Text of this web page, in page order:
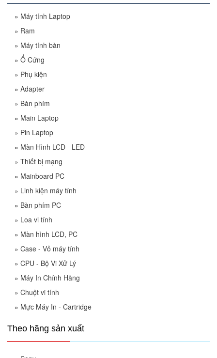
» Máy tính Laptop
» Ram
» Máy tính bàn
» Ổ Cứng
» Phụ kiện
» Adapter
» Bàn phím
» Main Laptop
» Pin Laptop
» Màn Hình LCD - LED
» Thiết bị mạng
» Mainboard PC
» Linh kiện máy tính
» Bàn phím PC
» Loa vi tính
» Màn hình LCD, PC
» Case - Vỏ máy tính
» CPU - Bộ Vi Xử Lý
» Máy In Chính Hãng
» Chuột vi tính
» Mực Máy In - Cartridge
Theo hãng sản xuất